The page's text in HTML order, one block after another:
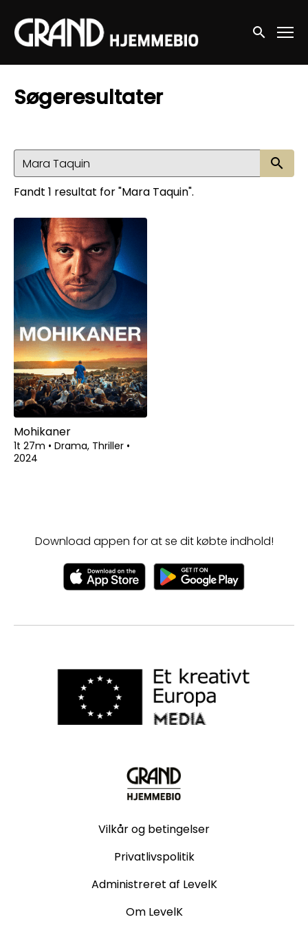
Accessibility Links
Søg nu
Søgeresultater
Fandt 1 resultat for "Mara Taquin".
Mohikaner
1t 27m • Drama, Thriller •
2024
Download appen for at se dit købte indhold!
Vilkår og betingelser
Privatlivspolitik
Administreret af LevelK
Om LevelK